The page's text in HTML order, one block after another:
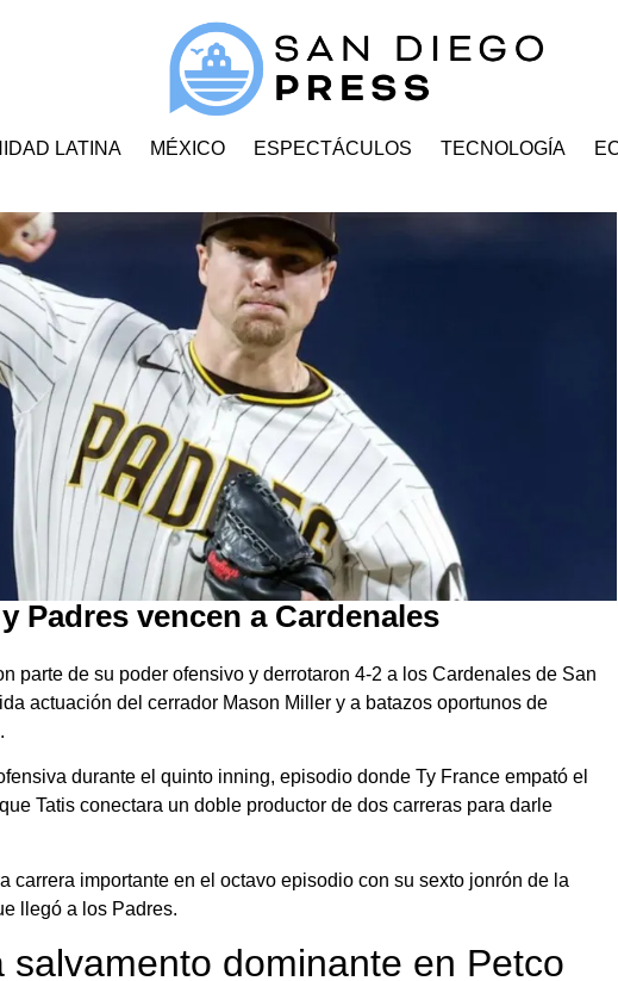
LATINA MÉXICO ESPECTÁCULOS TECNOLOGÍA
Padres vencen a Cardenales
parte de su poder ofensivo y derrotaron 4-2 a los Cardenales de San
actuación del cerrador Mason Miller y a batazos oportunos de
durante el quinto inning, episodio donde Ty France empató el
Tatis conectara un doble productor de dos carreras para darle
carrera importante en el octavo episodio con su sexto jonrón de la
llegó a los Padres.
salvamento dominante en Petco